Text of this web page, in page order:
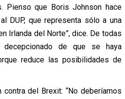
Pienso que Boris Johnson hace
DUP, que representa sólo a una
Irlanda del Norte”, dice. De todas
de que se haya
reduce las posibilidades de
del Brexit: “No deberíamos